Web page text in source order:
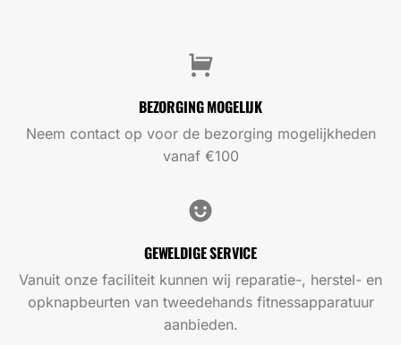
BEZORGING MOGELIJK
Neem contact op voor de bezorging mogelijkheden
vanaf €100
GEWELDIGE SERVICE
Vanuit onze faciliteit kunnen wij reparatie-, herstel- en
opknapbeurten van tweedehands fitnessapparatuur
aanbieden.